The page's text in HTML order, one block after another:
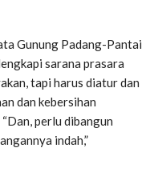
Gunung Padang-Pantai
sarana prasara
tapi harus diatur dan
dan kebersihan
perlu dibangun
indah,”